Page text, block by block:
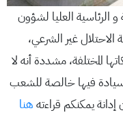
و الرئاسية العليا لشؤون
غير الشرعي،
المختلفة، مشددة أنه لا
فيها خالصة للشعب
يمكنكم قراءته هنا